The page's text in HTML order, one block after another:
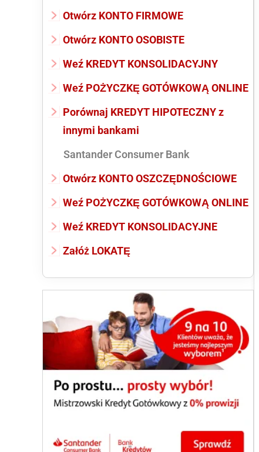
Otwórz KONTO FIRMOWE
Otwórz KONTO OSOBISTE
Weź KREDYT KONSOLIDACYJNY
Weź POŻYCZKĘ GOTÓWKOWĄ ONLINE
Porównaj KREDYT HIPOTECZNY z
innymi bankami
Santander Consumer Bank
Otwórz KONTO OSZCZĘDNOŚCIOWE
Weź POŻYCZKĘ GOTÓWKOWĄ ONLINE
Weź KREDYT KONSOLIDACYJNE
Załóż LOKATĘ